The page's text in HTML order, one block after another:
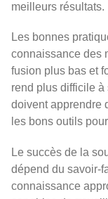
meilleurs résultats.
Les bonnes
connaissance des
fusion plus bas et
rend plus difficile
doivent apprendre
les bons outils
Le succès de la
dépend du savoir-
connaissance